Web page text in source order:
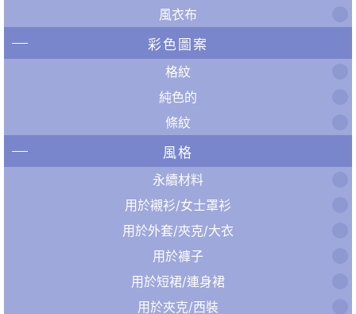
風衣布
彩色圖案
格紋
純色的
條紋
風格
永續材料
用於襯衫/女士罩衫
用於外套/夾克/大衣
用於褲子
用於短裙/連身裙
用於夾克/西裝